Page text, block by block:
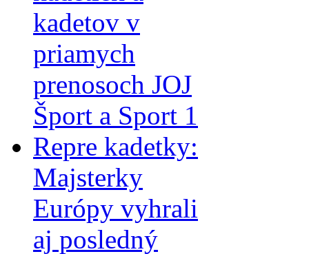
kadetov v
priamych
prenosoch JOJ
Šport a Sport 1
Repre kadetky:
Majsterky
Európy vyhrali
aj posledný